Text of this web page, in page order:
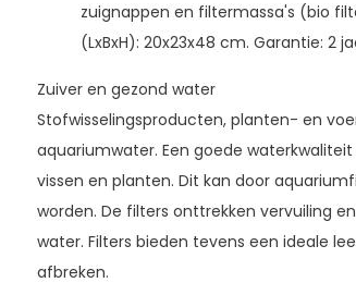
zuignappen en filtermassa's (bio
(LxBxH): 20x23x48 cm. Garantie: 2
Zuiver en gezond water
Stofwisselingsproducten, planten- en
aquariumwater. Een goede
vissen en planten. Dit kan door
worden. De filters onttrekken vervuiling
water. Filters bieden tevens een ideale
afbreken.